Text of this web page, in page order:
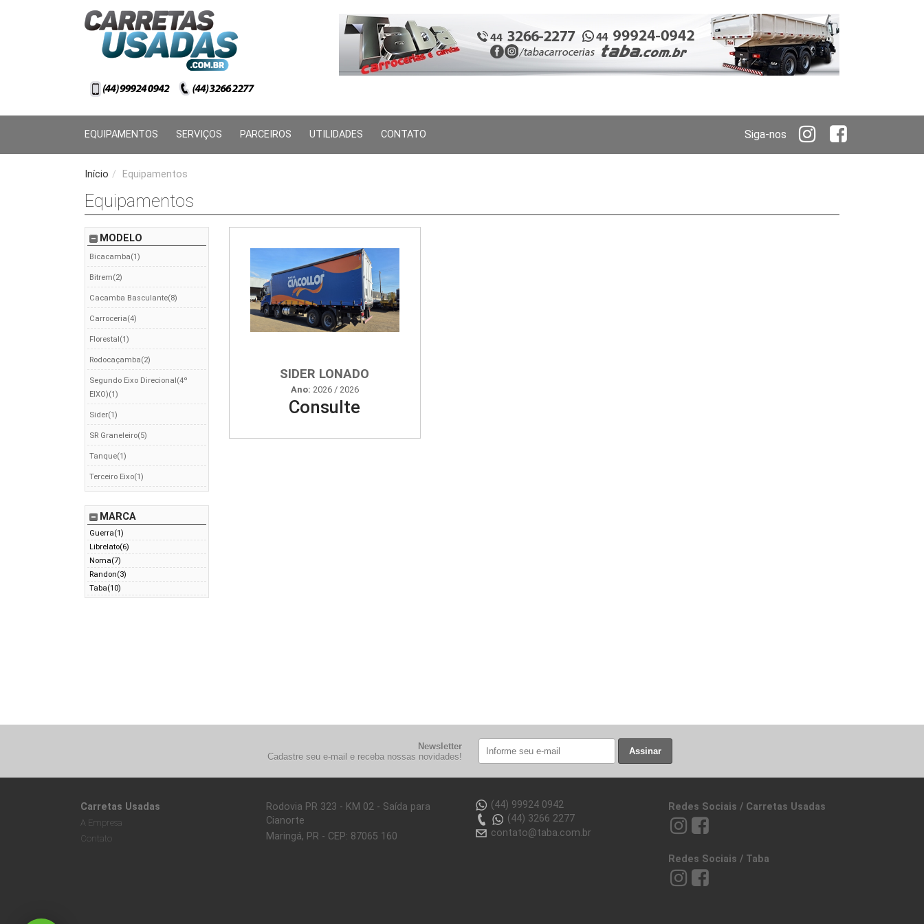
EQUIPAMENTOS SERVIÇOS PARCEIROS UTILIDADES CONTATO Siga-nos
Início / Equipamentos
Equipamentos
MODELO
Bicacamba(1)
Bitrem(2)
Cacamba Basculante(8)
Carroceria(4)
Florestal(1)
Rodocaçamba(2)
Segundo Eixo Direcional(4º
EIXO)(1)
Sider(1)
SR Graneleiro(5)
Tanque(1)
Terceiro Eixo(1)
MARCA
Guerra(1)
Librelato(6)
Noma(7)
Randon(3)
Taba(10)
SIDER LONADO
Ano: 2026 / 2026
Consulte
Newsletter
Cadastre seu e-mail e receba nossas novidades!
Assinar
Carretas Usadas
A Empresa
Contato
Rodovia PR 323 - KM 02 - Saída para
Cianorte
Maringá, PR - CEP: 87065 160
(44) 99924 0942
(44) 3266 2277
contato@taba.com.br
Redes Sociais / Carretas Usadas
Redes Sociais / Taba